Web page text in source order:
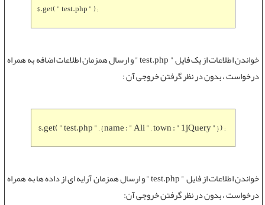
$.get( " test.php " ) ;
خواندن اطلاعات از یک فایل " test.php " و ارسال همزمان اطلاعات اضافه به همراه
درخواست ، بدون در نظر گرفتن خروجی آن :
$.get( " test.php " , { name : " Ali " , town : " 1jQuery " } ) ;
خواندن اطلاعات از فایل " test.php " و ارسال همزمان آرایه ای از داده ها به همراه
درخواست ، بدون در نظر گرفتن خروجی آن: